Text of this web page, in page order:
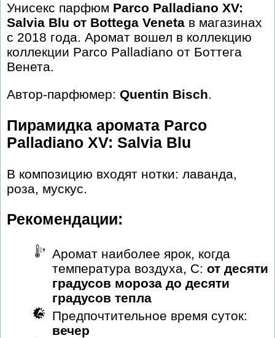
Унисекс парфюм Parco Palladiano XV:
Salvia Blu от Bottega Veneta в магазинах
с 2018 года. Аромат вошел в коллекцию
коллекции Parco Palladiano от Боттега
Венета.
Автор-парфюмер: Quentin Bisch.
Пирамидка аромата Parco
Palladiano XV: Salvia Blu
В композицию входят нотки: лаванда,
роза, мускус.
Рекомендации:
Аромат наиболее ярок, когда
температура воздуха, С: от десяти
градусов мороза до десяти
градусов тепла
Предпочтительное время суток:
вечер